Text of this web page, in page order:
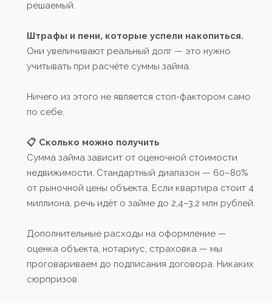
решаемый.
Штрафы и пени, которые успели накопиться.
Они увеличивают реальный долг — это нужно
учитывать при расчёте суммы займа.
Ничего из этого не является стоп-фактором само
по себе.
📋 Сколько можно получить
Сумма займа зависит от оценочной стоимости
недвижимости. Стандартный диапазон — 60–80%
от рыночной цены объекта. Если квартира стоит 4
миллиона, речь идёт о займе до 2,4–3,2 млн рублей.
Дополнительные расходы на оформление —
оценка объекта, нотариус, страховка — мы
проговариваем до подписания договора. Никаких
сюрпризов.